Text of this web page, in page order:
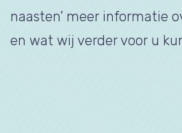
naasten’ meer informatie
en wat wij verder voor u